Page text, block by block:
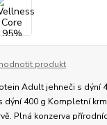
produkt
Adult jehneči s dýní
dýní 400 g Kompletní
Plná konzerva